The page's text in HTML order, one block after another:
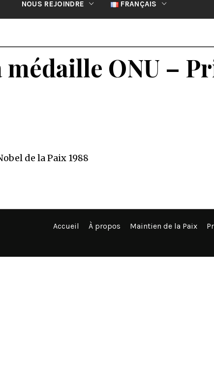
NOUS REJOINDRE FRANÇAIS
ONU –
de la Paix 1988
Accueil À propos Maintien de la Paix